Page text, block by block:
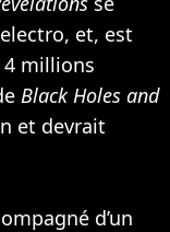
et, est
4 millions
Black Holes and
et devrait
d’un